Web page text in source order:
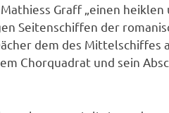
Graff „einen
Seitenschiffen der
dem des Mittelschiffes
Chorquadrat und sein